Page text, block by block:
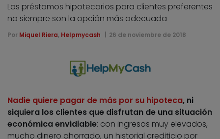
Los préstamos hipotecarios para clientes preferentes
no siempre son la opción más adecuada
Por Miquel Riera, Helpmycash 26 de noviembre de 2018
Nadie quiere pagar de más por su hipoteca, ni
siquiera los clientes que disfrutan de una situación
económica envidiable: con ingresos muy elevados,
mucho dinero ahorrado, un historial crediticio por